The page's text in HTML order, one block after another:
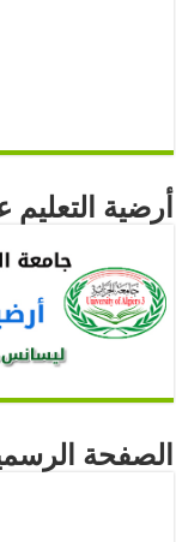
أرضية
الصفحة